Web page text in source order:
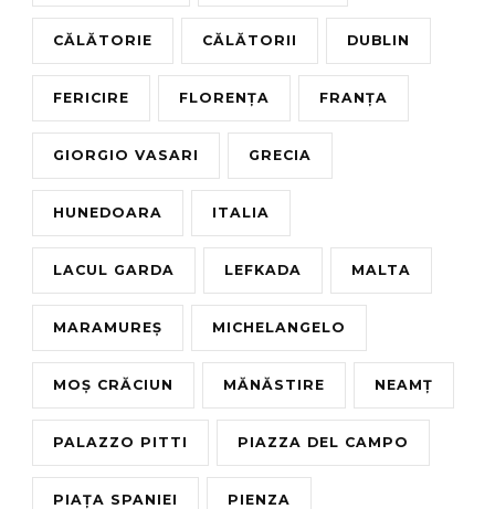
CĂLĂTORIE CĂLĂTORII DUBLIN
FERICIRE FLORENȚA FRANȚA
GIORGIO VASARI GRECIA
HUNEDOARA ITALIA
LACUL GARDA LEFKADA MALTA
MARAMUREȘ MICHELANGELO
MOȘ CRĂCIUN MĂNĂSTIRE NEAMȚ
PALAZZO PITTI PIAZZA DEL CAMPO
PIAȚA SPANIEI PIENZA